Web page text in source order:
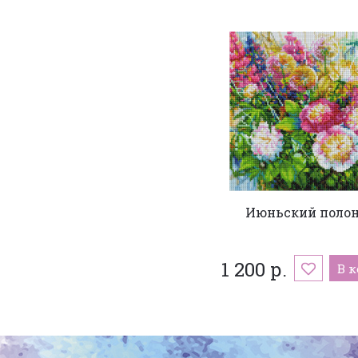
Июньский
1 200 р. В